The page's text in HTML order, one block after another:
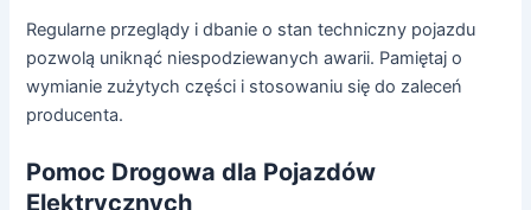
Regularne przeglądy i dbanie o stan techniczny pojazdu
pozwolą uniknąć niespodziewanych awarii. Pamiętaj o
wymianie zużytych części i stosowaniu się do zaleceń
producenta.
Pomoc Drogowa dla Pojazdów
Elektrycznych